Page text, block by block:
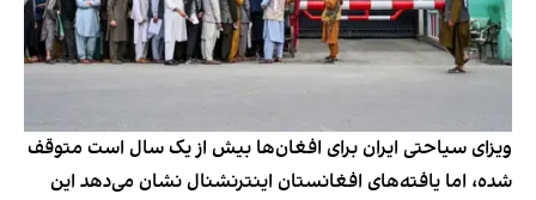
ویزای سیاحتی ایران برای افغان‌ها بیش از یک سال است متوقف
شده، اما یافته‌های افغانستان اینترنشنال نشان می‌دهد این